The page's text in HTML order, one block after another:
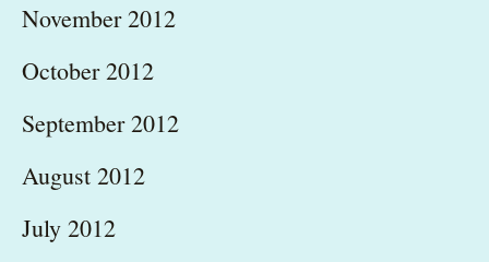
November 2012
October 2012
September 2012
August 2012
July 2012